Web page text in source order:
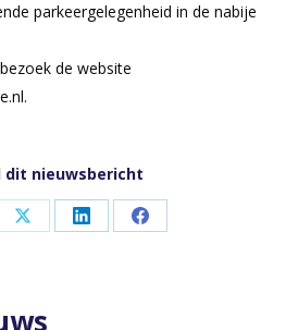
parkeergelegenheid in de nabije
de website
dit nieuwsbericht
Share Share Share